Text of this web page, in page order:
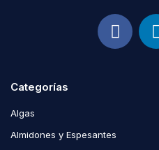
Categorías
Algas
Almidones y Espesantes